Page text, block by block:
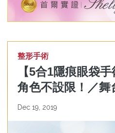
整形手術
【5合1隱痕眼袋
角色不設限！／
Dec 19, 2019